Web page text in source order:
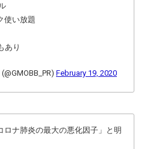
使い放題
あり
February 19, 2020
ロナ肺炎の最大の悪化因子」と明